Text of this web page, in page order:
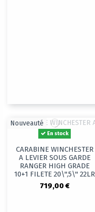
Nouveauté
En stock
CARABINE WINCHESTER
A LEVIER SOUS GARDE
RANGER HIGH GRADE
10+1 FILETE 20\",5\" 22LR
719,00 €